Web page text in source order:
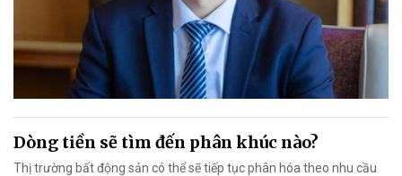
Dòng tiền sẽ tìm đến phân khúc nào?
Thị trường bất động sản có thể sẽ tiếp tục phân hóa theo nhu cầu